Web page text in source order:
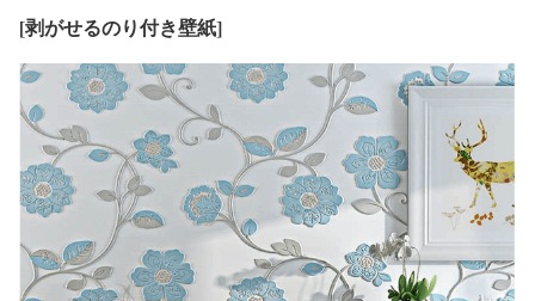
[剥がせるのり付き壁紙]